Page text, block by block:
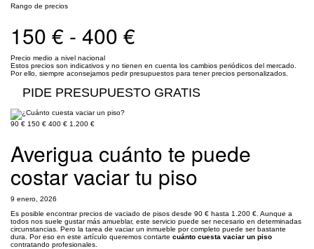
Rango de precios
150 € - 400 €
Precio medio a nivel nacional
Estos precios son indicativos y no tienen en cuenta los cambios periódicos del mercado.
Por ello, siempre aconsejamos pedir presupuestos para tener precios personalizados.
PIDE PRESUPUESTO GRATIS
90 € 150 € 400 € 1.200 €
Averigua cuánto te puede
costar vaciar tu piso
9 enero, 2026
Es posible encontrar precios de vaciado de pisos desde 90 € hasta 1.200 €. Aunque a
todos nos suele gustar más amueblar, este servicio puede ser necesario en determinadas
circunstancias. Pero la tarea de vaciar un inmueble por completo puede ser bastante
dura. Por eso en este artículo queremos contarte cuánto cuesta vaciar un piso
contratando profesionales.